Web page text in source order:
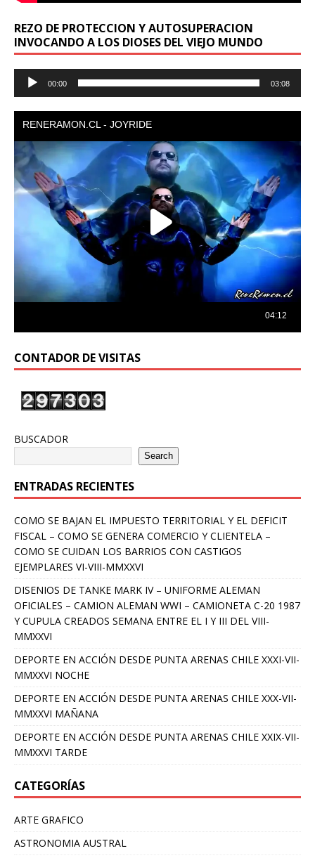
REZO DE PROTECCION Y AUTOSUPERACION
INVOCANDO A LOS DIOSES DEL VIEJO MUNDO
Reproductor
00:00 03:08
CONTADOR DE VISITAS
BUSCADOR
Search
ENTRADAS RECIENTES
COMO SE BAJAN EL IMPUESTO TERRITORIAL Y EL DEFICIT
FISCAL – COMO SE GENERA COMERCIO Y CLIENTELA –
COMO SE CUIDAN LOS BARRIOS CON CASTIGOS
EJEMPLARES VI-VIII-MMXXVI
DISENIOS DE TANKE MARK IV – UNIFORME ALEMAN
OFICIALES – CAMION ALEMAN WWI – CAMIONETA C-20 1987
Y CUPULA CREADOS SEMANA ENTRE EL I Y III DEL VIII-
MMXXVI
DEPORTE EN ACCIÓN DESDE PUNTA ARENAS CHILE XXXI-VII-
MMXXVI NOCHE
DEPORTE EN ACCIÓN DESDE PUNTA ARENAS CHILE XXX-VII-
MMXXVI MAÑANA
DEPORTE EN ACCIÓN DESDE PUNTA ARENAS CHILE XXIX-VII-
MMXXVI TARDE
CATEGORÍAS
ARTE GRAFICO
ASTRONOMIA AUSTRAL